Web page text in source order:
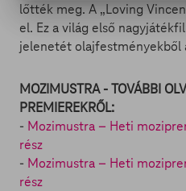
lőtték meg. A „Loving
el. Ez a világ első
jelenetét olajfestményekből
MOZIMUSTRA - TOVÁBBI
PREMIEREKRŐL:
- Mozimustra – Heti
rész
- Mozimustra – Heti
rész